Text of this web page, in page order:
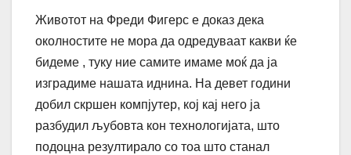
Животот на Фреди Фигерс е доказ дека
околностите не мора да одредуваат какви ќе
бидеме , туку ние самите имаме моќ да ја
изградиме нашата иднина. На девет години
добил скршен компјутер, кој кај него ја
разбудил љубовта кон технологијата, што
подоцна резултирало со тоа што станал